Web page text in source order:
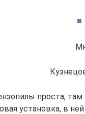
проста,
установка, в